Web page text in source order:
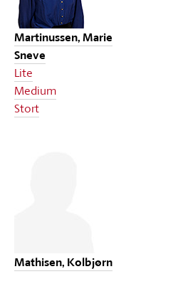
Martinussen, Marie
Sneve
Lite
Medium
Stort
Mathisen, Kolbjørn